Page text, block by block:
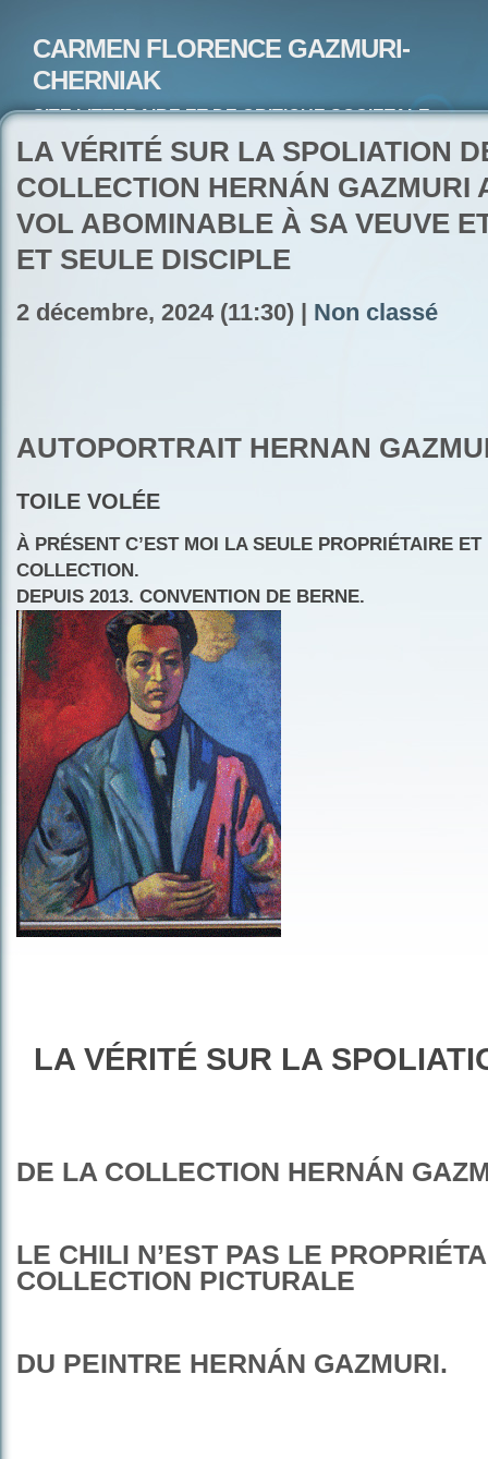
CARMEN FLORENCE GAZMURI-
CHERNIAK
SITE LITTERAIRE ET DE CRITIQUE SOCIETALE-
ARTISTE PEINTRE ET POETE-ECRIVAIN
LA VÉRITÉ SUR LA SPOLIATION
COLLECTION HERNÁN GAZMURI
VOL ABOMINABLE À SA VEUVE
ET SEULE DISCIPLE
2 décembre, 2024 (11:30) | Non classé
AUTOPORTRAIT HERNAN
TOILE VOLÉE
À PRÉSENT C’EST MOI LA SEULE PROPRIÉTAIRE
COLLECTION.
DEPUIS 2013. CONVENTION DE BERNE.
LA VÉRITÉ SUR LA
DE LA COLLECTION HERNÁN
LE CHILI N’EST PAS LE
COLLECTION PICTURALE
DU PEINTRE HERNÁN GAZMURI.